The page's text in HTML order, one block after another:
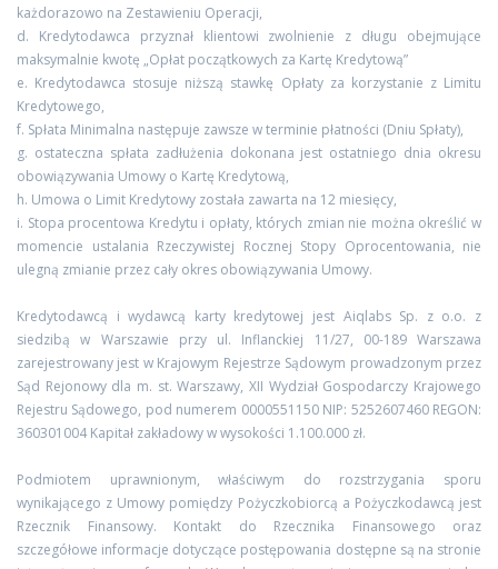
każdorazowo na Zestawieniu Operacji,
d. Kredytodawca przyznał klientowi zwolnienie z długu obejmujące
maksymalnie kwotę „Opłat początkowych za Kartę Kredytową”
e. Kredytodawca stosuje niższą stawkę Opłaty za korzystanie z Limitu
Kredytowego,
f. Spłata Minimalna następuje zawsze w terminie płatności (Dniu Spłaty),
g. ostateczna spłata zadłużenia dokonana jest ostatniego dnia okresu
obowiązywania Umowy o Kartę Kredytową,
h. Umowa o Limit Kredytowy została zawarta na 12 miesięcy,
i. Stopa procentowa Kredytu i opłaty, których zmian nie można określić w
momencie ustalania Rzeczywistej Rocznej Stopy Oprocentowania, nie
ulegną zmianie przez cały okres obowiązywania Umowy.
Kredytodawcą i wydawcą karty kredytowej jest Aiqlabs Sp. z o.o. z
siedzibą w Warszawie przy ul. Inflanckiej 11/27, 00-189 Warszawa
zarejestrowany jest w Krajowym Rejestrze Sądowym prowadzonym przez
Sąd Rejonowy dla m. st. Warszawy, XII Wydział Gospodarczy Krajowego
Rejestru Sądowego, pod numerem 0000551150 NIP: 5252607460 REGON:
360301004 Kapitał zakładowy w wysokości 1.100.000 zł.
Podmiotem uprawnionym, właściwym do rozstrzygania sporu
wynikającego z Umowy pomiędzy Pożyczkobiorcą a Pożyczkodawcą jest
Rzecznik Finansowy. Kontakt do Rzecznika Finansowego oraz
szczegółowe informacje dotyczące postępowania dostępne są na stronie